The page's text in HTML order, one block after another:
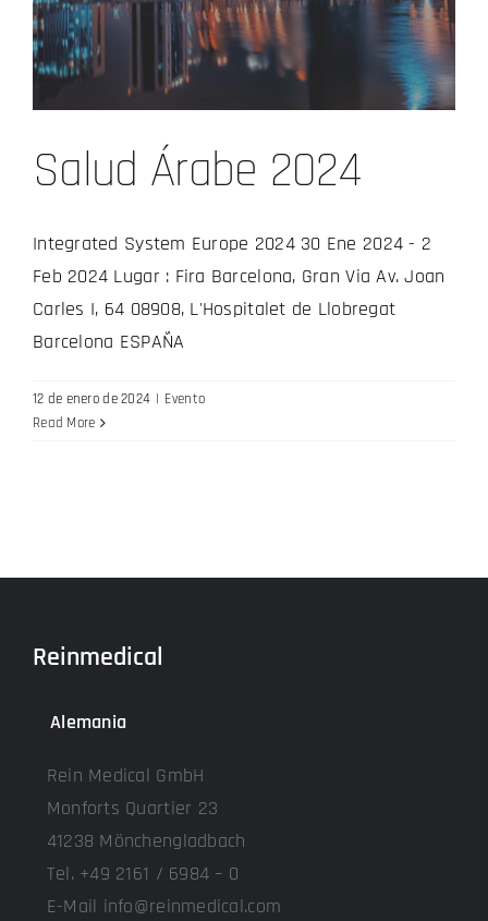
Salud Árabe 2024
Integrated System Europe 2024 30 Ene 2024 - 2
Feb 2024 Lugar : Fira Barcelona, Gran Via Av. Joan
Carles I, 64 08908, L'Hospitalet de Llobregat
Barcelona ESPAÑA
12 de enero de 2024 | Evento
Read More
Reinmedical
Alemania
Rein Medical GmbH
Monforts Quartier 23
41238 Mönchengladbach
Tel. +49 2161 / 6984 – 0
E-Mail info@reinmedical.com